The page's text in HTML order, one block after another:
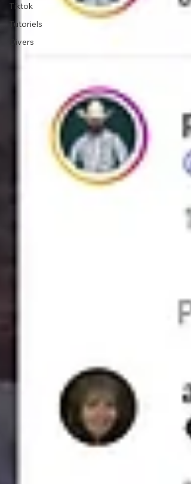
Tiktok
Tutoriels
Divers